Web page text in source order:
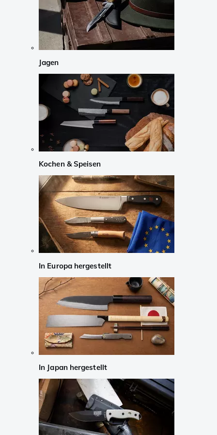
Jagen
Kochen & Speisen
In Europa hergestellt
In Japan hergestellt